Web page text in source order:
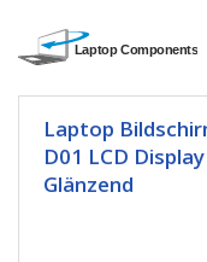
Laptop
D01 LCD
Glänzend